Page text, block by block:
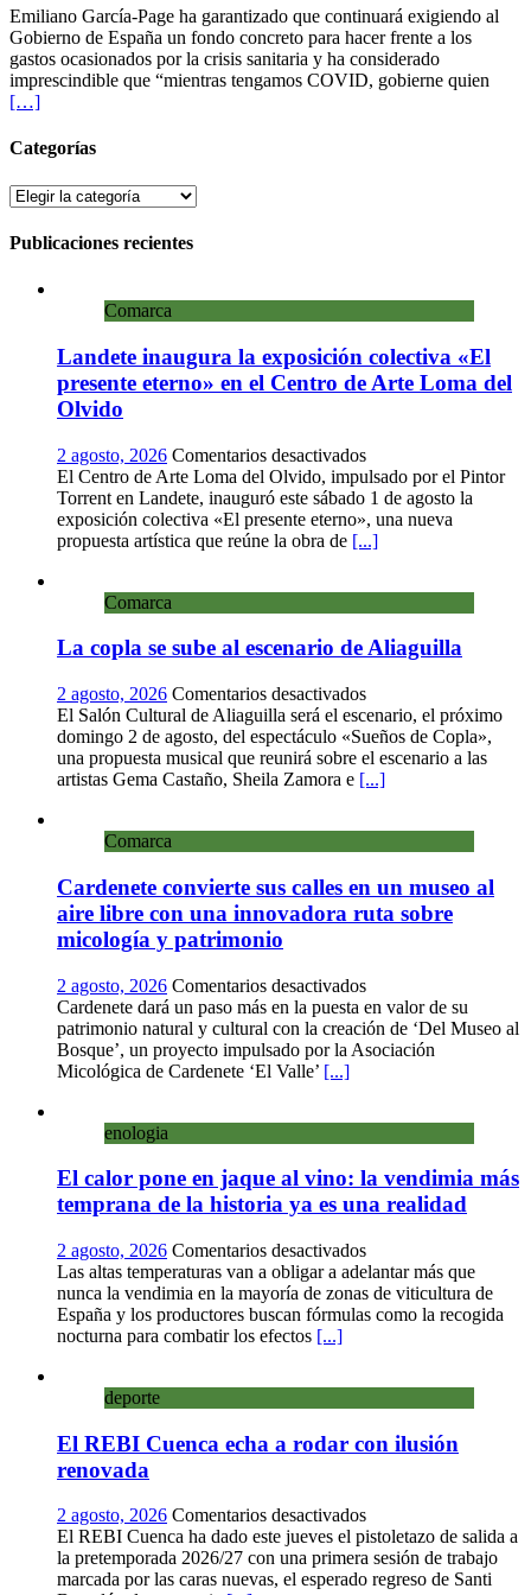
Cuenca
La
Mancha
destinará
“casi
específico
“para
Emiliano García-Page ha garantizado que continuará exigiendo al
Gobierno de España un fondo concreto para hacer frente a los
gastos ocasionados por la crisis sanitaria y ha considerado
imprescindible que “mientras tengamos COVID, gobierne quien
[…]
Categorías
Categorías
Publicaciones recientes
Comarca
Landete inaugura la exposición colectiva «El
presente eterno» en el Centro de Arte Loma del
Olvido
2 agosto, 2026 Comentarios desactivadosen
Landete
inaugura
la
exposición
en
Centro
de
Arte
Loma
del
El Centro de Arte Loma del Olvido, impulsado por el Pintor
Torrent en Landete, inauguró este sábado 1 de agosto la
exposición colectiva «El presente eterno», una nueva
propuesta artística que reúne la obra de [...]
Comarca
La copla se sube al escenario de Aliaguilla
2 agosto, 2026 Comentarios desactivadosen
La
copla
se
sube
El Salón Cultural de Aliaguilla será el escenario, el próximo
domingo 2 de agosto, del espectáculo «Sueños de Copla»,
una propuesta musical que reunirá sobre el escenario a las
artistas Gema Castaño, Sheila Zamora e [...]
Comarca
Cardenete convierte sus calles en un museo al
aire libre con una innovadora ruta sobre
micología y patrimonio
2 agosto, 2026 Comentarios desactivadosen
Cardenete
convierte
sus
aire
libre
con
innovadora
ruta
sobre
micología
Cardenete dará un paso más en la puesta en valor de su
patrimonio natural y cultural con la creación de ‘Del Museo al
Bosque’, un proyecto impulsado por la Asociación
Micológica de Cardenete ‘El Valle’ [...]
enologia
El calor pone en jaque al vino: la vendimia más
temprana de la historia ya es una realidad
2 agosto, 2026 Comentarios desactivadosen
El
calor
pone
vendimia
la
historia
ya
es
Las altas temperaturas van a obligar a adelantar más que
nunca la vendimia en la mayoría de zonas de viticultura de
España y los productores buscan fórmulas como la recogida
nocturna para combatir los efectos [...]
deporte
El REBI Cuenca echa a rodar con ilusión
renovada
2 agosto, 2026 Comentarios desactivadosen
El
REBI
Cuenca
El REBI Cuenca ha dado este jueves el pistoletazo de salida a
la pretemporada 2026/27 con una primera sesión de trabajo
marcada por las caras nuevas, el esperado regreso de Santi